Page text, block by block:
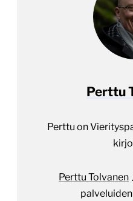
Perttu
Perttu on
Perttu Tolvanen